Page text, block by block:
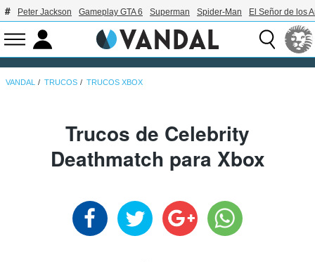
Peter Jackson Gameplay GTA 6 Superman Spider-Man El Señor de los
VANDAL TRUCOS TRUCOS XBOX
Trucos de Celebrity
Deathmatch para Xbox